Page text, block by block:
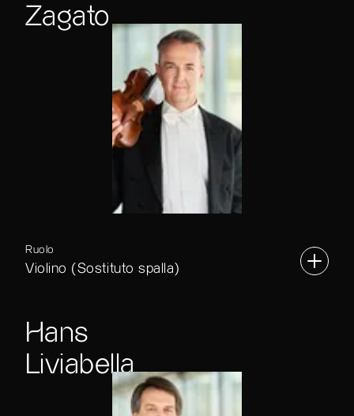
Zagato
Ruolo
Violino (Sostituto spalla)
Hans
Liviabella